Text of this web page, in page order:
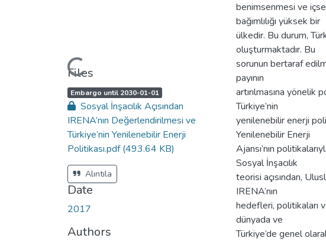
Loading...
Files
A
c
c
e
s
s
a
u
s
Embargo until 2030-01-01,
Sosyal İnşacılık Açısından
IRENA’nın Değerlendirilmesi ve
Türkiye’nin Yenilenebilir Enerji
Politikası.pdf(493.64 KB)
Alıntıla
Date
2017
Authors
benimsenmesi ve
bağımlılığı yüksek bir
ülkedir. Bu durum,
oluşturmaktadır. Bu
sorunun bertaraf
payının
artırılmasına yönelik
Türkiye’nin
yenilenebilir enerji
Yenilenebilir Enerji
Ajansı’nın
Sosyal İnşacılık
teorisi açısından,
IRENA’nın
hedefleri, politikaları
dünyada ve
Türkiye’de genel